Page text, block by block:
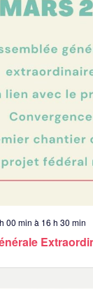
00 min à 16 h 30 min